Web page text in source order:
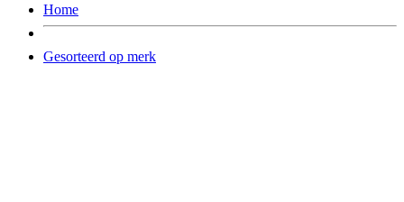
Home
Gesorteerd op merk